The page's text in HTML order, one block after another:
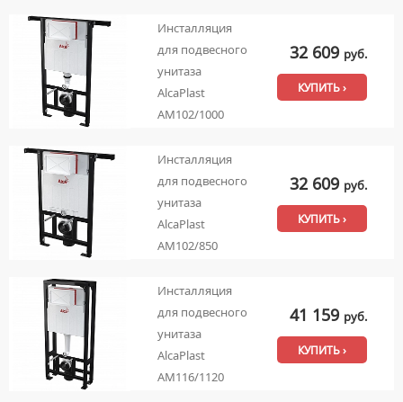
Инсталляция
для подвесного
унитаза
AlcaPlast
AM102/1000
32 609 руб.
КУПИТЬ ›
Инсталляция
для подвесного
унитаза
AlcaPlast
AM102/850
32 609 руб.
КУПИТЬ ›
Инсталляция
для подвесного
унитаза
AlcaPlast
AM116/1120
41 159 руб.
КУПИТЬ ›